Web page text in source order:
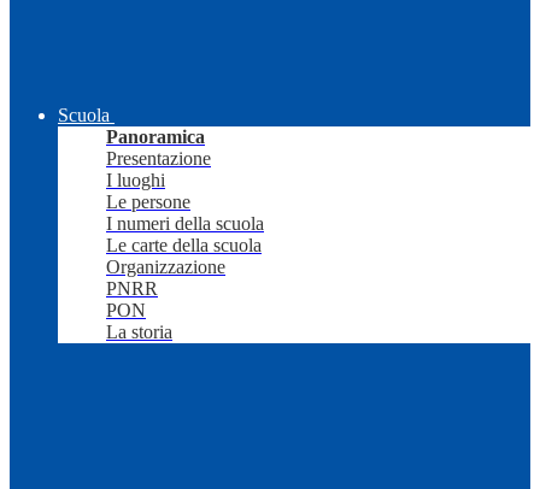
Scuola
Panoramica
Presentazione
I luoghi
Le persone
I numeri della scuola
Le carte della scuola
Organizzazione
PNRR
PON
La storia